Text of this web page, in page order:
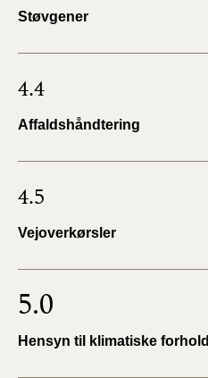
Støvgener
4.4
Affaldshåndtering
4.5
Vejoverkørsler
5.0
Hensyn til klimatiske forhold